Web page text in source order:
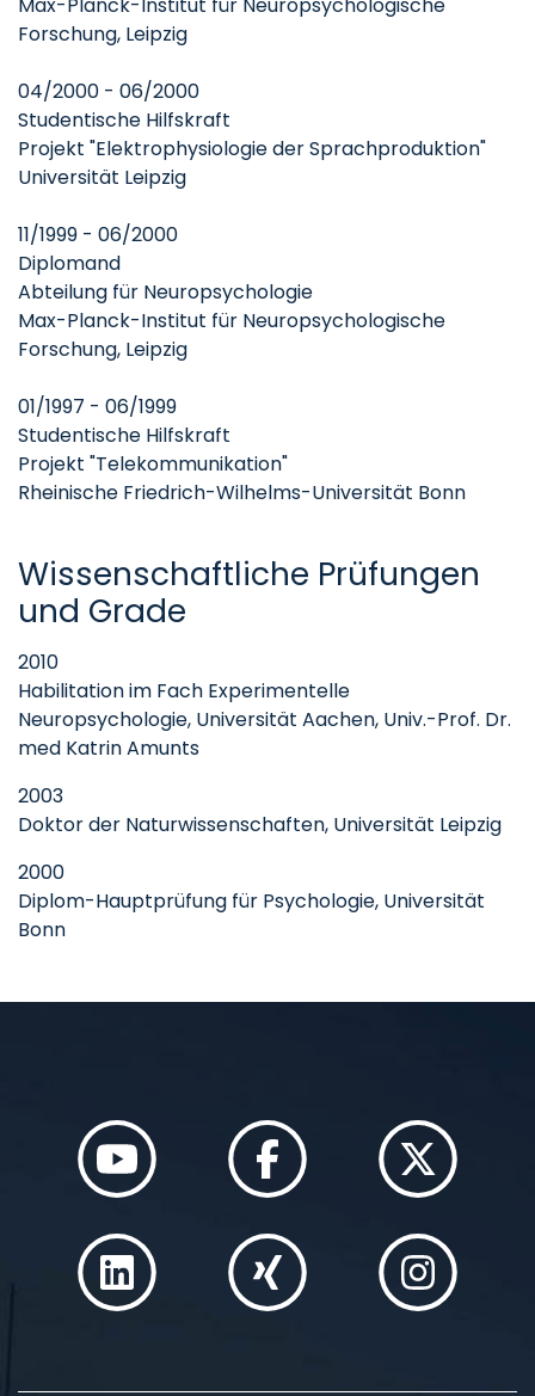
Forschung, Leipzig
04/2000 - 06/2000
Studentische Hilfskraft
Projekt "Elektrophysiologie der Sprachproduktion"
Universität Leipzig
11/1999 - 06/2000
Diplomand
Abteilung für Neuropsychologie
Max-Planck-Institut für Neuropsychologische
Forschung, Leipzig
01/1997 - 06/1999
Studentische Hilfskraft
Projekt "Telekommunikation"
Rheinische Friedrich-Wilhelms-Universität Bonn
Wissenschaftliche Prüfungen
und Grade
2010
Habilitation im Fach Experimentelle
Neuropsychologie, Universität Aachen, Univ.-Prof. Dr.
med Katrin Amunts
2003
Doktor der Naturwissenschaften, Universität Leipzig
2000
Diplom-Hauptprüfung für Psychologie, Universität
Bonn